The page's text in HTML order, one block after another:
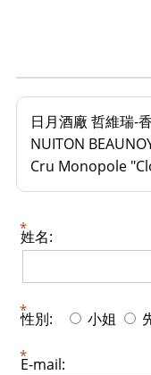
日月酒廠 哲維瑞-
NUITON
Cru Monopole
姓名:
性別: 小姐
E-mail: